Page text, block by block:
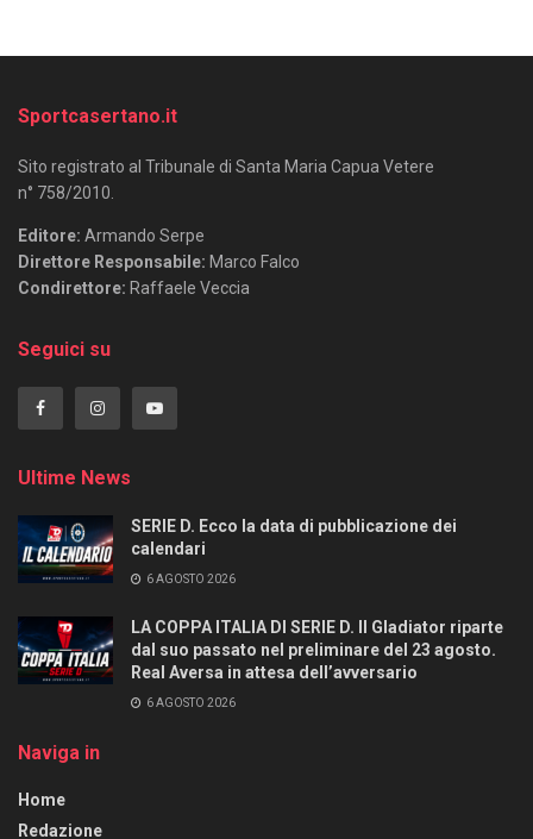
Sportcasertano.it
Sito registrato al Tribunale di Santa Maria Capua Vetere
n° 758/2010.
Editore: Armando Serpe
Direttore Responsabile: Marco Falco
Condirettore: Raffaele Veccia
Seguici su
Ultime News
SERIE D. Ecco la data di pubblicazione dei
calendari
6 AGOSTO 2026
LA COPPA ITALIA DI SERIE D. Il Gladiator riparte
dal suo passato nel preliminare del 23 agosto.
Real Aversa in attesa dell’avversario
6 AGOSTO 2026
Naviga in
Home
Redazione